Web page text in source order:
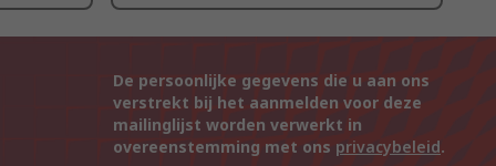
De persoonlijke gegevens die u aan ons
verstrekt bij het aanmelden voor deze
mailinglijst worden verwerkt in
overeenstemming met ons privacybeleid.